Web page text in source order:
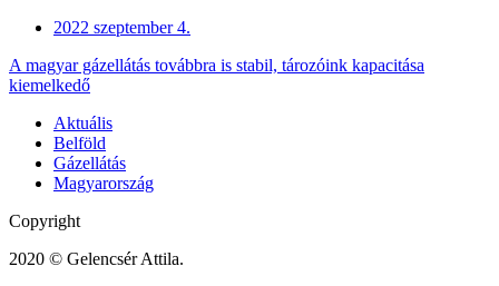
2022 szeptember 4.
A magyar gázellátás továbbra is stabil, tározóink kapacitása
kiemelkedő
Aktuális
Belföld
Gázellátás
Magyarország
Copyright
2020 © Gelencsér Attila.